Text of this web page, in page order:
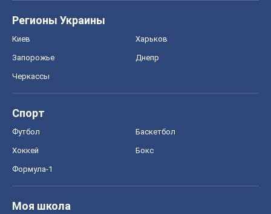
Регионы Украины
Киев Харьков
Запорожье Днепр
Черкассы
Спорт
Футбол Баскетбол
Хоккей Бокс
Формула-1
Моя школа